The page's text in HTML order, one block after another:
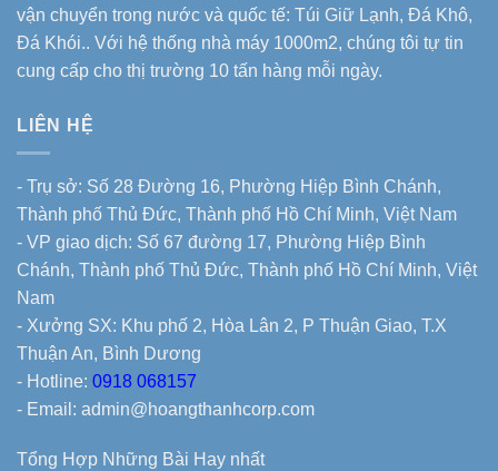
vận chuyển trong nước và quốc tế: Túi Giữ Lạnh, Đá Khô,
Đá Khói.. Với hệ thống nhà máy 1000m2, chúng tôi tự tin
cung cấp cho thị trường 10 tấn hàng mỗi ngày.
LIÊN HỆ
- Trụ sở: Số 28 Đường 16, Phường Hiệp Bình Chánh,
Thành phố Thủ Đức, Thành phố Hồ Chí Minh, Việt Nam
- VP giao dịch: Số 67 đường 17, Phường Hiệp Bình
Chánh, Thành phố Thủ Đức, Thành phố Hồ Chí Minh, Việt
Nam
- Xưởng SX: Khu phố 2, Hòa Lân 2, P Thuận Giao, T.X
Thuận An, Bình Dương
- Hotline: 0918 068157
- Email: admin@hoangthanhcorp.com
Tổng Hợp Những Bài Hay nhất